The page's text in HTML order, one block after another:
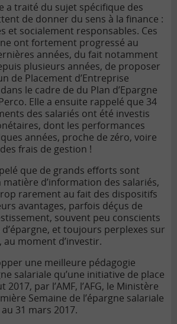
a traité du sujet spécifique des
de donner du sens à la finance :
et socialement responsables. Ces
ont fortement progressé au
années, du fait notamment
plusieurs années, de proposer
de Placement d’Entreprise
le cadre de du Plan d’Epargne
Elle a ensuite rappelé que 34
des salariés ont été investis
dont les performances
années, proche de zéro, voire
frais de gestion !
que de grands efforts sont
matière d’information des salariés,
rarement au fait des dispositifs
avantages, parfois déçus de
souvent peu conscients
et toujours perplexes sur
moment d’investir.
une meilleure pédagogie
salariale qu’une initiative de place
par l’AMF, l’AFG, le Ministère
Semaine de l’épargne salariale
31 mars 2017.